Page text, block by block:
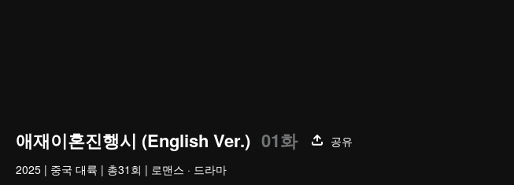
애재이혼진행시 (English Ver.) 01화
공유
2025 | 중국 대륙 | 총31회 | 로맨스 · 드라마